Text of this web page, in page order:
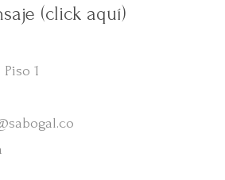
(click aquí)
1